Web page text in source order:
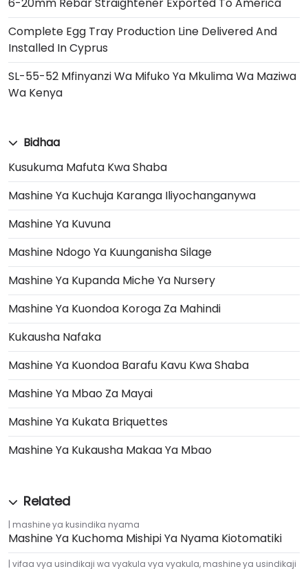
Complete Egg Tray Production Line Delivered And
Installed In Cyprus
SL-55-52 Mfinyanzi Wa Mifuko Ya Mkulima Wa Maziwa
Wa Kenya
Bidhaa
Kusukuma Mafuta Kwa Shaba
Mashine Ya Kuchuja Karanga Iliyochanganywa
Mashine Ya Kuvuna
Mashine Ndogo Ya Kuunganisha Silage
Mashine Ya Kupanda Miche Ya Nursery
Mashine Ya Kuondoa Koroga Za Mahindi
Kukausha Nafaka
Mashine Ya Kuondoa Barafu Kavu Kwa Shaba
Mashine Ya Mbao Za Mayai
Mashine Ya Kukata Briquettes
Mashine Ya Kukausha Makaa Ya Mbao
mashine ya kusindika nyama
Mashine Ya Kuchoma Mishipi Ya Nyama Kiotomatiki
vifaa vya usindikaji wa vyakula vya vyakula, mashine ya usindikaji